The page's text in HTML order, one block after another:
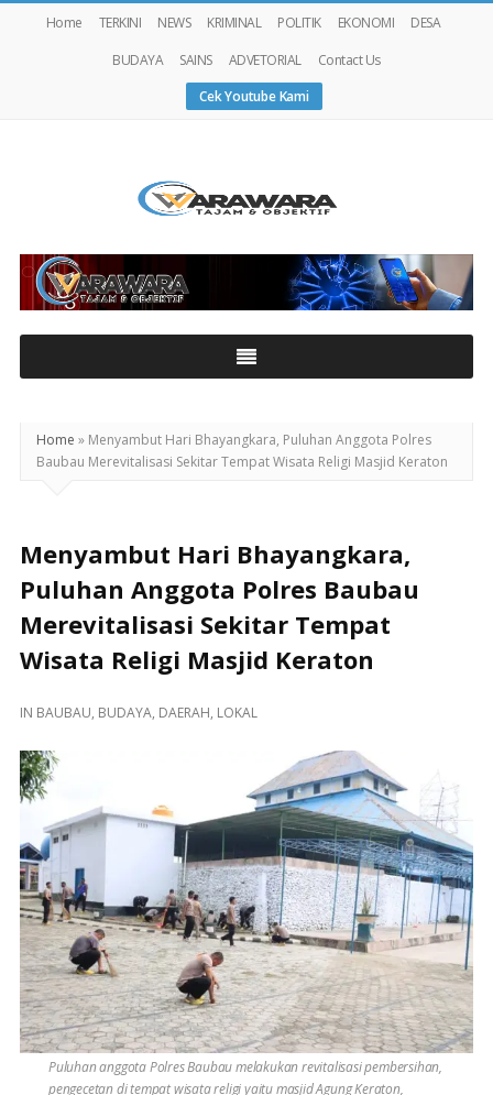
Home TERKINI NEWS KRIMINAL POLITIK EKONOMI
DESA
BUDAYA
SAINS ADVETORIAL
Contact Us
Cek Youtube Kami
Home » Menyambut Hari Bhayangkara, Puluhan Anggota Polres
Baubau Merevitalisasi Sekitar Tempat Wisata Religi Masjid Keraton
Menyambut Hari Bhayangkara,
Puluhan Anggota Polres Baubau
Merevitalisasi Sekitar Tempat
Wisata Religi Masjid Keraton
IN BAUBAU, BUDAYA, DAERAH, LOKAL
Puluhan anggota Polres Baubau melakukan revitalisasi pembersihan,
pengecetan di tempat wisata religi yaitu masjid Agung Keraton,